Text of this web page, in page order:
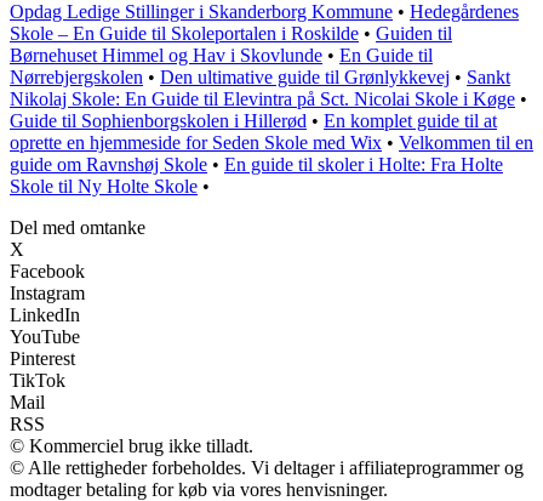
Opdag Ledige Stillinger i Skanderborg Kommune • Hedegårdenes
Skole – En Guide til Skoleportalen i Roskilde • Guiden til
Børnehuset Himmel og Hav i Skovlunde • En Guide til
Nørrebjergskolen • Den ultimative guide til Grønlykkevej • Sankt
Nikolaj Skole: En Guide til Elevintra på Sct. Nicolai Skole i Køge •
Guide til Sophienborgskolen i Hillerød • En komplet guide til at
oprette en hjemmeside for Seden Skole med Wix • Velkommen til en
guide om Ravnshøj Skole • En guide til skoler i Holte: Fra Holte
Skole til Ny Holte Skole •
Del med omtanke
X
Facebook
Instagram
LinkedIn
YouTube
Pinterest
TikTok
Mail
RSS
© Kommerciel brug ikke tilladt.
© Alle rettigheder forbeholdes. Vi deltager i affiliateprogrammer og
modtager betaling for køb via vores henvisninger.